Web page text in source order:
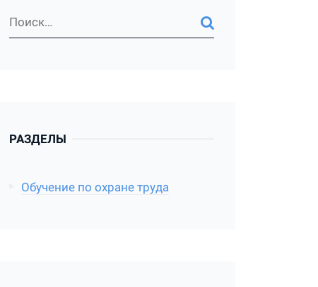
РАЗДЕЛЫ
Обучение по охране труда